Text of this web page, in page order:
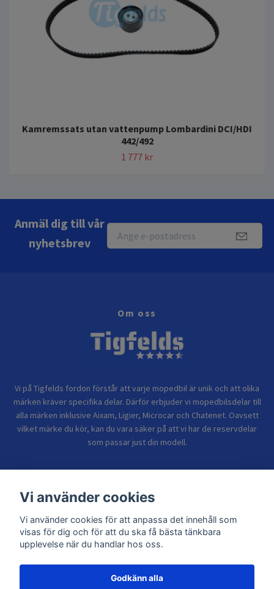
Kamremssats utan vattenpump Lombardini DCI/HDI
442/492
1 777 kr
Anmäl dig till vår
nyhetsbrev
Om oss
Vi på Tigfelds fordon förstår att varje mopedbil är unik och att olika
märken kräver specifika delar. Därför erbjuder vi mopedbilsdelar till
alla märken inklusive Aixam, Ligier, Microcar och Chatenet. Oavsett
vilket märke du kör, kan du vara säker på att vi har de reservdelar
som passar just din modell.
Sidor
Vi använder cookies
Vi använder cookies för att anpassa det innehåll som
visas för dig och för att du ska få bästa tänkbara
upplevelse när du handlar hos oss.
Godkänn alla